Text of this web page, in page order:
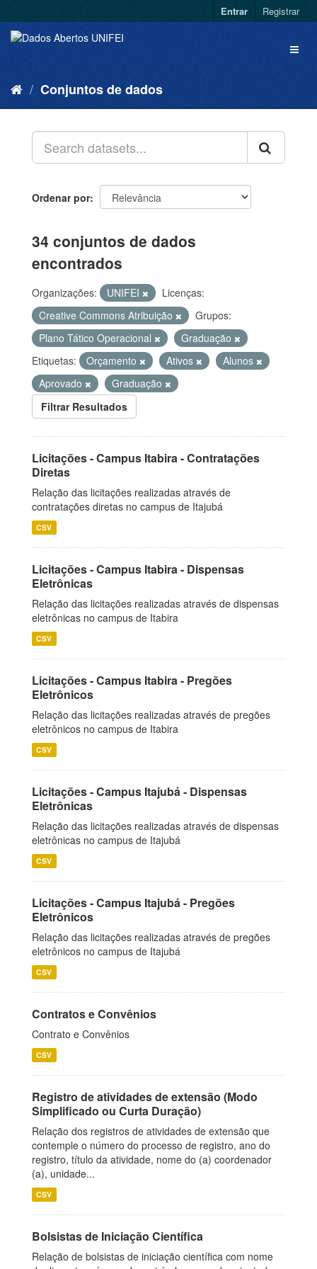
Entrar Registrar
Conjuntos de dados
Ordenar por
34 conjuntos de dados
encontrados
Organizações: UNIFEI
Licenças:
Creative Commons Atribuição
Grupos:
Plano Tático Operacional
Graduação
Etiquetas:
Orçamento Ativos
Alunos
Aprovado
Graduação
Filtrar Resultados
Licitações - Campus Itabira - Contratações
Diretas
Relação das licitações realizadas através de
contratações diretas no campus de Itajubá
CSV
Licitações - Campus Itabira - Dispensas
Eletrônicas
Relação das licitações realizadas através de dispensas
eletrônicas no campus de Itabira
CSV
Licitações - Campus Itabira - Pregões
Eletrônicos
Relação das licitações realizadas através de pregões
eletrônicos no campus de Itabira
CSV
Licitações - Campus Itajubá - Dispensas
Eletrônicas
Relação das licitações realizadas através de dispensas
eletrônicas no campus de Itajubá
CSV
Licitações - Campus Itajubá - Pregões
Eletrônicos
Relação das licitações realizadas através de pregões
eletrônicos no campus de Itajubá
CSV
Contratos e Convênios
Contrato e Convênios
CSV
Registro de atividades de extensão (Modo
Simplificado ou Curta Duração)
Relação dos registros de atividades de extensão que
contemple o número do processo de registro, ano do
registro, título da atividade, nome do (a) coordenador
(a), unidade...
CSV
Bolsistas de Iniciação Científica
Relação de bolsistas de iniciação científica com nome